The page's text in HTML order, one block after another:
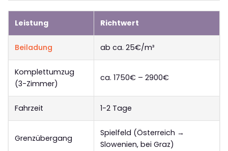
Leistung Richtwert
Beiladung ab ca. 25€/m³
Komplettumzug
(3-Zimmer)
ca. 1750€ – 2900€
Fahrzeit 1-2 Tage
Grenzübergang
Spielfeld (Österreich →
Slowenien, bei Graz)